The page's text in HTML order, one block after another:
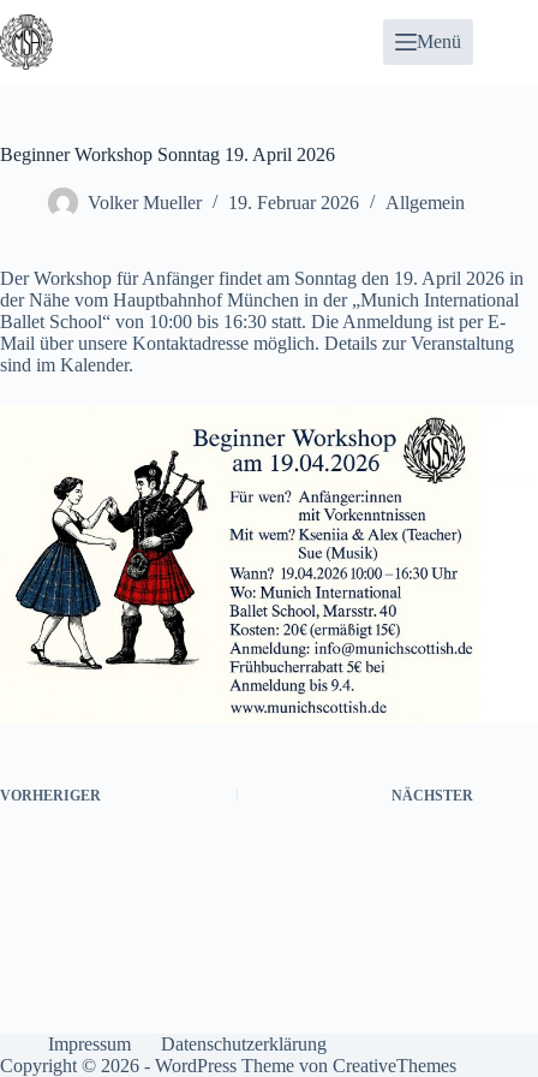
Inhalt
springen
Menü
Beginner Workshop Sonntag 19. April 2026
Volker Mueller 19. Februar 2026 Allgemein
Der Workshop für Anfänger findet am Sonntag den 19. April 2026 in
der Nähe vom Hauptbahnhof München in der „Munich International
Ballet School“ von 10:00 bis 16:30 statt. Die Anmeldung ist per E-
Mail über unsere Kontaktadresse möglich. Details zur Veranstaltung
sind im Kalender.
VORHERIGER NÄCHSTER
Impressum
Datenschutzerklärung
Copyright © 2026 - WordPress Theme von CreativeThemes